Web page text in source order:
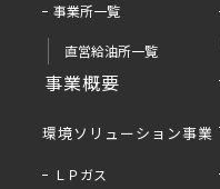
事業所一覧
直営給油所一覧
事業概要
環境ソリューション事業
ＬＰガス